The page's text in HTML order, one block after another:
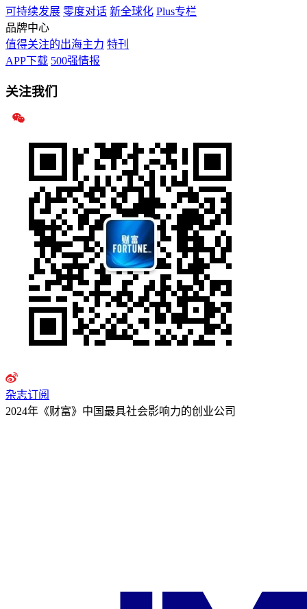
可持续发展 零度对话 新全球化 Plus专栏
品牌中心
值得关注的出海主力 特刊
APP下载 500强情报
关注我们
杂志订阅
2024年《财富》中国最具社会影响力的创业公司